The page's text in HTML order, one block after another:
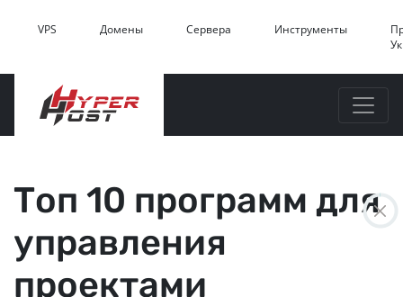
VPS Домены Сервера Инструменты
Топ 10 программ для
управления
проектами